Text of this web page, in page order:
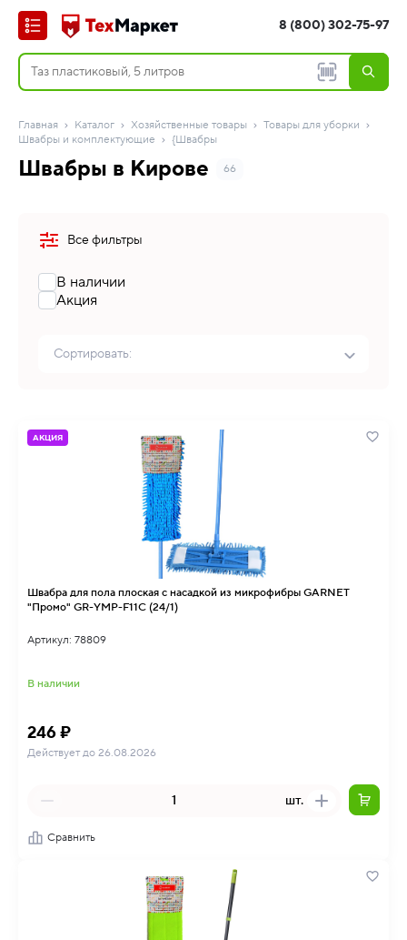
8 (800) 302-75-97
Главная Каталог Хозяйственные товары
Товары для уборки
Швабры и комплектующие
{Швабры
Швабры в Кирове 66
Все фильтры
В наличии
Акция
Сортировать:
АКЦИЯ
Швабра для пола плоская с насадкой из микрофибры GARNET
"Промо" GR-YMP-F11С (24/1)
Артикул: 78809
В наличии
246 ₽
Действует до 26.08.2026
шт.
Сравнить